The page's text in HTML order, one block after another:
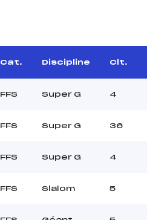
Cat. Discipline Clt.
FFS Super G 4
FFS Super G 36
FFS Super G 4
FFS Slalom 5